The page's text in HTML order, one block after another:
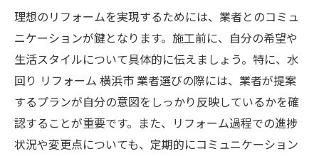
理想のリフォームを実現するためには、業者とのコミュ
ニケーションが鍵となります。施工前に、自分の希望や
生活スタイルについて具体的に伝えましょう。特に、水
回り リフォーム 横浜市 業者選びの際には、業者が提案
するプランが自分の意図をしっかり反映しているかを確
認することが重要です。また、リフォーム過程での進捗
状況や変更点についても、定期的にコミュニケーション